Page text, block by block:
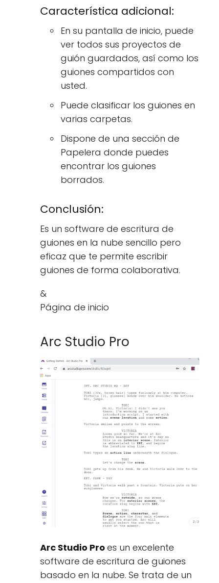
Característica adicional:
En su pantalla de inicio, puede
ver todos sus proyectos de
guión guardados, así como los
guiones compartidos con
usted.
Puede clasificar los guiones en
varias carpetas.
Dispone de una sección de
Papelera donde puedes
encontrar los guiones
borrados.
Conclusión:
Es un software de escritura de
guiones en la nube sencillo pero
eficaz que te permite escribir
guiones de forma colaborativa.
&
Página de inicio
Arc Studio Pro
Arc Studio Pro es un excelente
software de escritura de guiones
basado en la nube. Se trata de un